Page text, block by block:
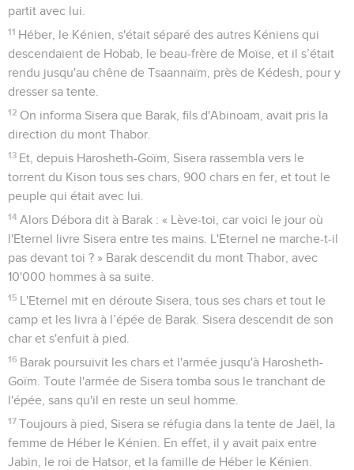
partit avec lui.
11 Héber, le Kénien, s'était séparé des autres Kéniens qui
descendaient de Hobab, le beau-frère de Moïse, et il s’était
rendu jusqu'au chêne de Tsaannaïm, près de Kédesh, pour y
dresser sa tente.
12 On informa Sisera que Barak, fils d'Abinoam, avait pris la
direction du mont Thabor.
13 Et, depuis Harosheth-Goïm, Sisera rassembla vers le
torrent du Kison tous ses chars, 900 chars en fer, et tout le
peuple qui était avec lui.
14 Alors Débora dit à Barak : « Lève-toi, car voici le jour où
l'Eternel livre Sisera entre tes mains. L'Eternel ne marche-t-il
pas devant toi ? » Barak descendit du mont Thabor, avec
10'000 hommes à sa suite.
15
L'Eternel mit en déroute Sisera, tous ses chars et tout le
camp et les livra à l’épée de Barak. Sisera descendit de son
char et s'enfuit à pied.
16 Barak poursuivit les chars et l'armée jusqu'à Harosheth-
Goïm. Toute l'armée de Sisera tomba sous le tranchant de
l'épée, sans qu'il en reste un seul homme.
17 Toujours à pied, Sisera se réfugia dans la tente de Jaël, la
femme de Héber le Kénien. En effet, il y avait paix entre
Jabin, le roi de Hatsor, et la famille de Héber le Kénien.